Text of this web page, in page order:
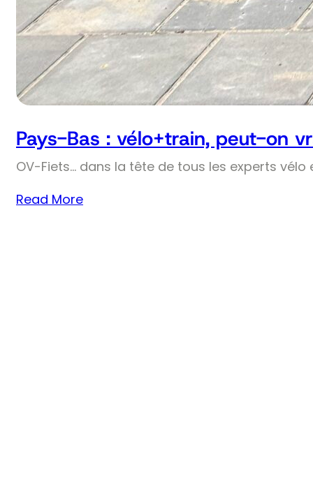
Pays-Bas : vélo+train, peut-on
OV-Fiets… dans la tête de tous les experts
Read More